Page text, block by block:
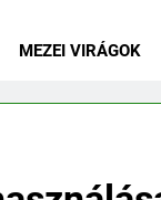
MEZEI VIRÁGOK